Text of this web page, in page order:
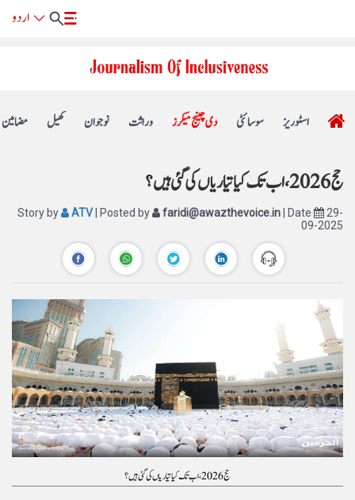
مضامین کھیل نوجوان وراثت دی چینج میکرز سوسائٹی اسٹوریز
حج 2026، اب تک کیا تیاریاں کی گئی ہیں؟
Story by ATV | Posted by faridi@awazthevoice.in | Date
29-
09-2025
حج 2026، اب تک کیا تیاریاں کی گئی ہیں؟